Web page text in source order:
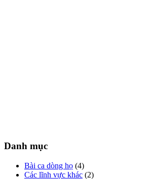
Danh mục
Bài ca dòng họ (4)
Các lĩnh vực khác (2)